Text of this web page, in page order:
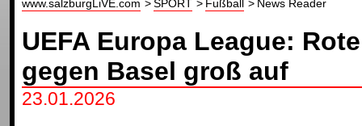
www.salzburgLiVE.com SPORT Fußball News Reader
UEFA Europa League:
gegen Basel groß auf
23.01.2026